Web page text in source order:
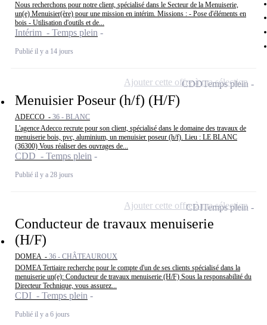
Nous recherchons pour notre client, spécialisé dans le Secteur de la Menuiserie,
un(e) Menuisier(ère) pour une mission en intérim. Missions : - Pose d'éléments en
bois - Utilisation d'outils et de...
Intérim - Temps plein
Publié il y a 14 jours
Menuisier Poseur (h/f) (H/F)
ADECCO - 36 - BLANC
L'agence Adecco recrute pour son client, spécialisé dans le domaine des travaux de
menuiserie bois, pvc, aluminium, un menuisier poseur (h/f). Lieu : LE BLANC
(36300) Vous réaliser des ouvrages de...
CDD - Temps plein
Publié il y a 28 jours
CDDTemps plein
Ajouter cette offre à ma sélection
Conducteur de travaux menuiserie
(H/F)
DOMEA - 36 - CHÂTEAUROUX
DOMEA Tertiaire recherche pour le compte d'un de ses clients spécialisé dans la
menuiserie un(e): Conducteur de travaux menuiserie (H/F) Sous la responsabilité du
Directeur Technique, vous assurez...
CDI - Temps plein
Publié il y a 6 jours
CDITemps plein
Ajouter cette offre à ma sélection